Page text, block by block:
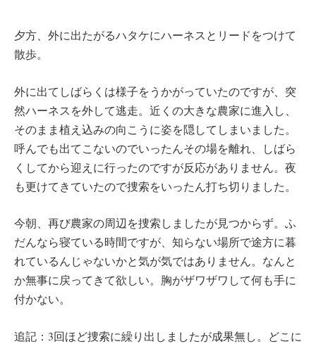
夕方、外に出たがるハタケにハーネスとリードをつけて
散歩。
外に出てしばらくは様子をうかがっていたのですが、突
然ハーネスを外して逃走。近くの大きな農家に進入し、
そのまま植え込みの向こうに姿を隠してしまいました。
呼んでも出てこないのでいったんその場を離れ、しばら
くしてから迎えに行ったのですが反応がありません。夜
も更けてきていたので捜索をいったん打ち切りました。
今朝、再び農家の周辺を捜索しましたが見つからず。ふ
だんなら寝ている時間ですが、知らない場所で途方に暮
れているんじゃないかと気が気ではありません。なんと
か無事に戻ってきて欲しい。胸がザワザワして何も手に
付かない。
追記：3回ほど捜索に繰り出しましたが成果無し。どこに